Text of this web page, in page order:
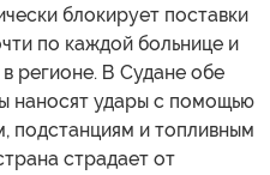
блокирует поставки
по каждой больнице и
регионе. В Судане обе
наносят удары с помощью
подстанциям и топливным
страдает от